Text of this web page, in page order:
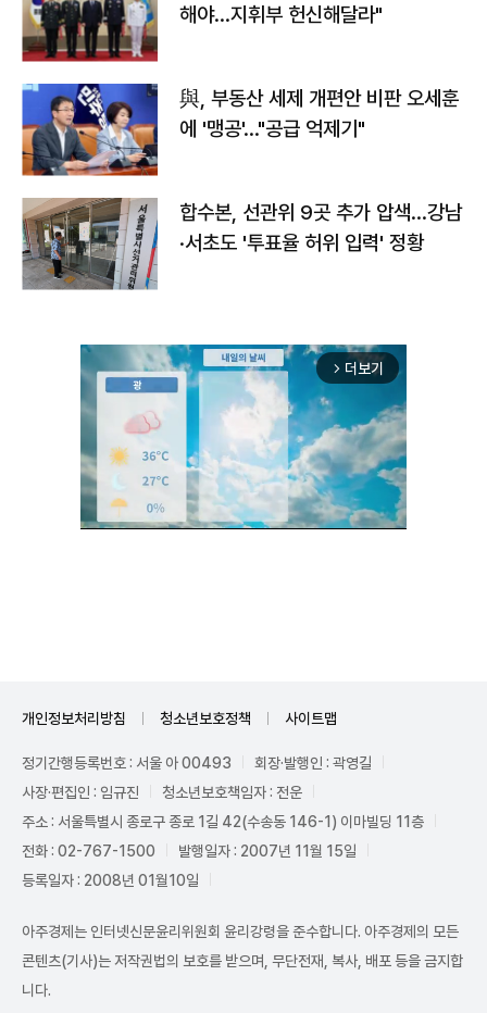
해야…지휘부 헌신해달라"
與, 부동산 세제 개편안 비판 오세훈
에 '맹공'…"공급 억제기"
합수본, 선관위 9곳 추가 압색…강남
·서초도 '투표율 허위 입력' 정황
arrow_forward_ios 더보기
개인정보처리방침 청소년보호정책 사이트맵
정기간행등록번호 : 서울 아 00493
회장·발행인 : 곽영길
사장·편집인 : 임규진
청소년보호책임자 : 전운
주소 : 서울특별시 종로구 종로 1길 42(수송동 146-1) 이마빌딩 11층
전화 : 02-767-1500
발행일자 : 2007년 11월 15일
등록일자 : 2008년 01월10일
아주경제는 인터넷신문윤리위원회 윤리강령을 준수합니다. 아주경제의 모든
콘텐츠(기사)는 저작권법의 보호를 받으며, 무단전재, 복사, 배포 등을 금지합
니다.